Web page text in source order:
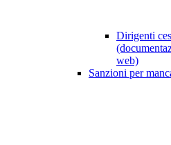
Dirigenti
web)
Sanzioni per